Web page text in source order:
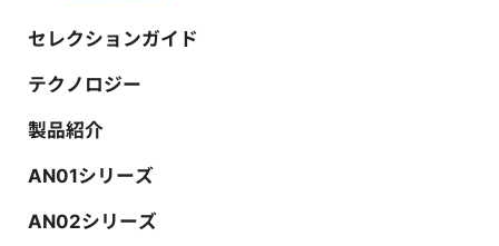
セレクションガイド
テクノロジー
製品紹介
AN01シリーズ
AN02シリーズ